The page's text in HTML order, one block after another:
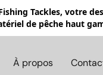
Tackles, votre
de pêche haut
À propos